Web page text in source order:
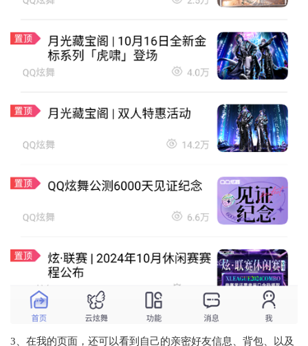
3、在我的页面，还可以看到自己的亲密好友信息、背包、以及